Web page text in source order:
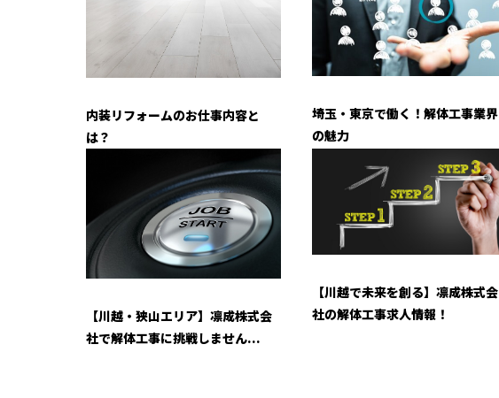
内装リフォームのお仕事内容と
は？
埼玉・東京で働く！解体工事業界
の魅力
【川越・狭山エリア】凛成株式会
社で解体工事に挑戦しません...
【川越で未来を創る】凛成株式会
社の解体工事求人情報！